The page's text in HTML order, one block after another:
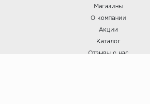
Магазины
О компании
Акции
Каталог
Отзывы о нас